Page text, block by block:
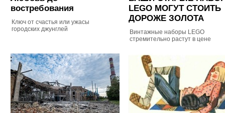
востребования
Ключ от счастья или ужасы
городских джунглей
LEGO МОГУТ СТОИТЬ
ДОРОЖЕ ЗОЛОТА
Винтажные наборы LEGO
стремительно растут в цене